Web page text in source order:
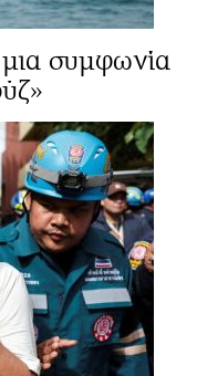
συμφωνία